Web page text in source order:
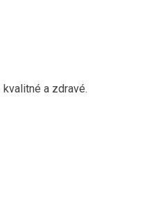
a zdravé.